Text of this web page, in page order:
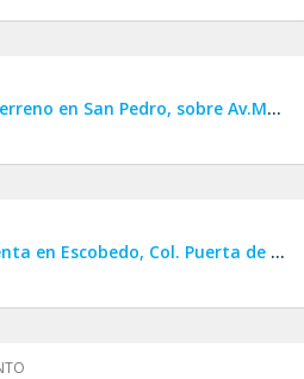
Se vende terreno en San Pedro, sobre Av.Morones Prieto
Casa en venta en Escobedo, Col. Puerta de Anáhuac.